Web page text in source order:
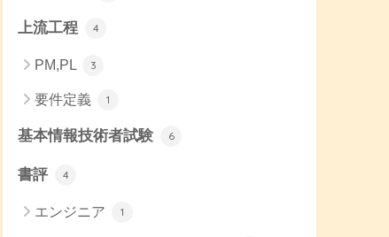
上流工程 4
PM,PL 3
要件定義 1
基本情報技術者試験 6
書評 4
エンジニア 1